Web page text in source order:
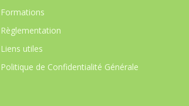
Formations
Règlementation
Liens utiles
Politique de Confidentialité Générale